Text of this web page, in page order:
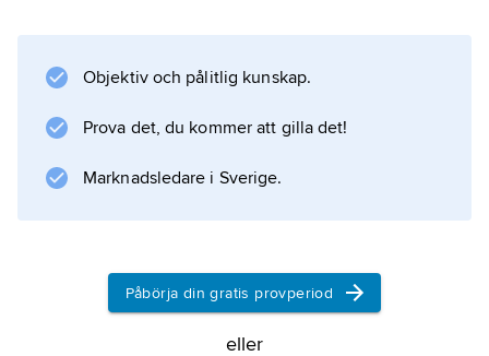
köptes ut från börsen 2006 och ägs sedan
Objektiv och pålitlig kunskap.
Prova det, du kommer att gilla det!
Marknadsledare i Sverige.
Påbörja din gratis provperiod
eller